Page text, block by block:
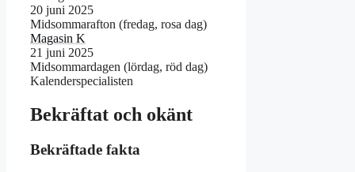
20 juni 2025
Midsommarafton (fredag, rosa dag)
Magasin K
21 juni 2025
Midsommardagen (lördag, röd dag)
Kalenderspecialisten
Bekräftat och okänt
Bekräftade fakta